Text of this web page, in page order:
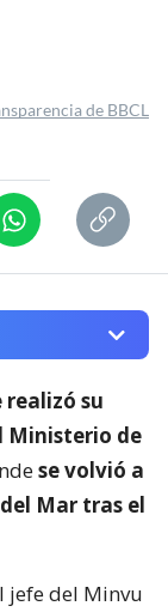
de BBCL
su
Ministerio de
se volvió a
Mar tras el
jefe del Minvu